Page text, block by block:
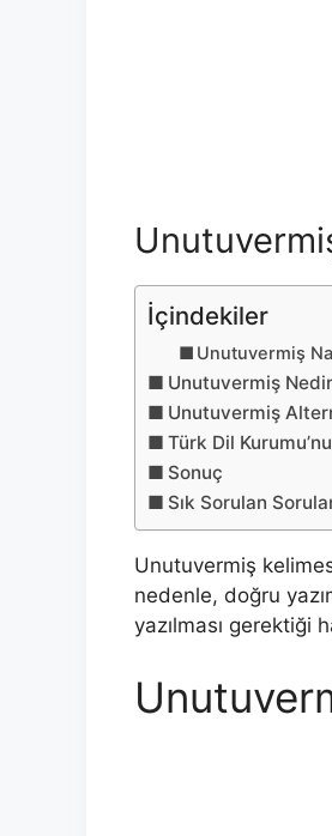
İçindekiler
Unutuvermiş
Unutuvermiş
Unutuvermiş
Türk Dil
Sonuç
Sık Sorulan
Unutuvermiş
nedenle, doğru
yazılması gerektiği